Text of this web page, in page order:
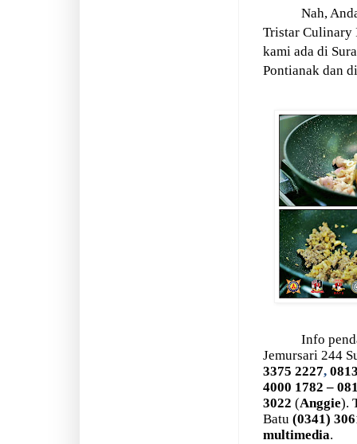
Nah,
Tristar Culinary
kami ada di
Pontianak dan
Info
Jemursari 244
3375 2227,
4000 1782 –
3022 (Anggie).
Batu (0341)
multimedia.